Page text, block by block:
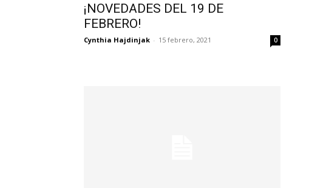
¡NOVEDADES DEL 19 DE
FEBRERO!
Cynthia Hajdinjak - 15 febrero, 2021 0